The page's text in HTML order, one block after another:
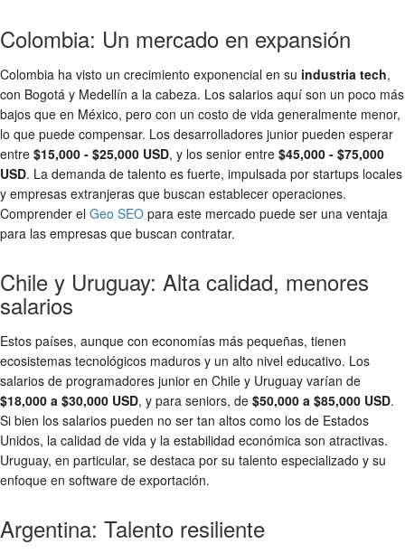
Colombia: Un mercado en expansión
Colombia ha visto un crecimiento exponencial en su industria tech,
con Bogotá y Medellín a la cabeza. Los salarios aquí son un poco más
bajos que en México, pero con un costo de vida generalmente menor,
lo que puede compensar. Los desarrolladores junior pueden esperar
entre $15,000 - $25,000 USD, y los senior entre $45,000 - $75,000
USD. La demanda de talento es fuerte, impulsada por startups locales
y empresas extranjeras que buscan establecer operaciones.
Comprender el Geo SEO para este mercado puede ser una ventaja
para las empresas que buscan contratar.
Chile y Uruguay: Alta calidad, menores
salarios
Estos países, aunque con economías más pequeñas, tienen
ecosistemas tecnológicos maduros y un alto nivel educativo. Los
salarios de programadores junior en Chile y Uruguay varían de
$18,000 a $30,000 USD, y para seniors, de $50,000 a $85,000 USD.
Si bien los salarios pueden no ser tan altos como los de Estados
Unidos, la calidad de vida y la estabilidad económica son atractivas.
Uruguay, en particular, se destaca por su talento especializado y su
enfoque en software de exportación.
Argentina: Talento resiliente